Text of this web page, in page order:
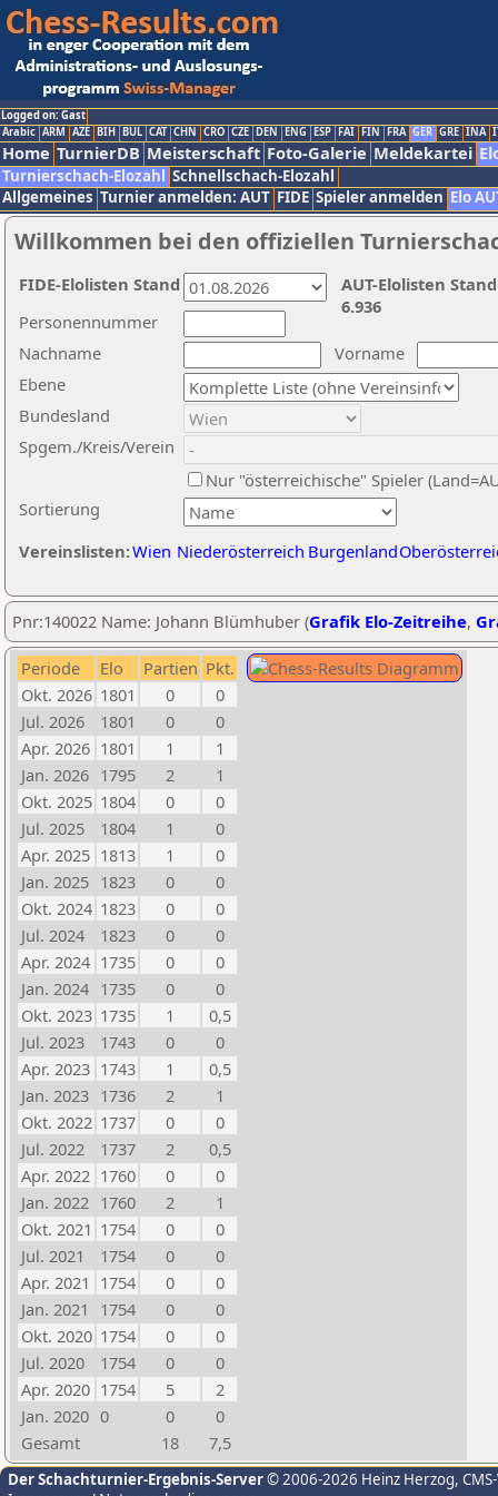
Logged on: Gast
Arabic ARM AZE BIH BUL CAT CHN CRO CZE DEN ENG ESP FAI FIN FRA GER GRE INA
Home TurnierDB Meisterschaft Foto-Galerie Meldekartei
Turnierschach-Elozahl Schnellschach-Elozahl
Allgemeines Turnier anmelden: AUT FIDE Spieler anmelden Elo
Willkommen bei den offiziellen
Nachname
Vorname
Ebene
Sortierung
Personennummer
Bundesland
Spgem./Kreis/Verein
Nur "österreichische" Spieler
Vereinslisten:Wien Niederösterreich Burgenland
AUT-Elolisten
6.936
FIDE-Elolisten Stand
Pnr:140022 Name: Johann Blümhuber (Grafik Elo-Zeitreihe,
Periode Elo Partien Pkt.
Okt. 2026 1801 0
0
Jul. 2026
1801 0
0
Apr. 2026 1801 1
1
Jan. 2026 1795 2
1
Okt. 2025 1804 0
0
Jul. 2025
1804 1
0
Apr. 2025 1813 1
0
Jan. 2025 1823 0
0
Okt. 2024 1823 0
0
Jul. 2024
1823 0
0
Apr. 2024 1735 0
0
Jan. 2024 1735 0
0
Okt. 2023 1735 1
0,5
Jul. 2023
1743 0
0
Apr. 2023 1743 1
0,5
Jan. 2023 1736 2
1
Okt. 2022 1737 0
0
Jul. 2022
1737 2
0,5
Apr. 2022 1760 0
0
Jan. 2022 1760 2
1
Okt. 2021 1754 0
0
Jul. 2021
1754 0
0
Apr. 2021 1754 0
0
Jan. 2021
1754 0
0
Okt. 2020 1754 0
0
Jul. 2020
1754 0
0
Apr. 2020 1754 5
2
Jan. 2020 0 0
0
Gesamt
18 7,5
Der Schachturnier-Ergebnis-Server© 2006-2026 Heinz Herzog,